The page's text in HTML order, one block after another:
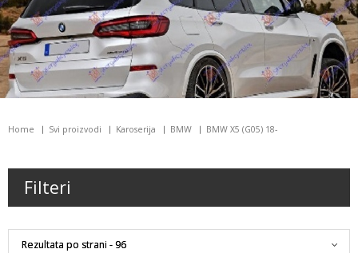
Home Svi proizvodi Karoserija BMW BMW X5 (G05) 18-
Filteri